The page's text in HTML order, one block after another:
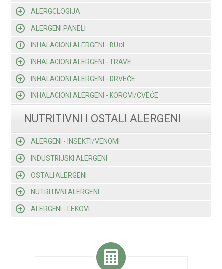
ALERGOLOGIJA
ALERGENI PANELI
INHALACIONI ALERGENI - BUĐI
INHALACIONI ALERGENI - TRAVE
INHALACIONI ALERGENI - DRVEĆE
INHALACIONI ALERGENI - KOROVI/CVEĆE
NUTRITIVNI I OSTALI ALERGENI
ALERGENI - INSEKTI/VENOMI
INDUSTRIJSKI ALERGENI
OSTALI ALERGENI
NUTRITIVNI ALERGENI
ALERGENI - LEKOVI